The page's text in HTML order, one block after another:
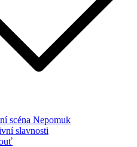
scéna Nepomuk
slavnosti